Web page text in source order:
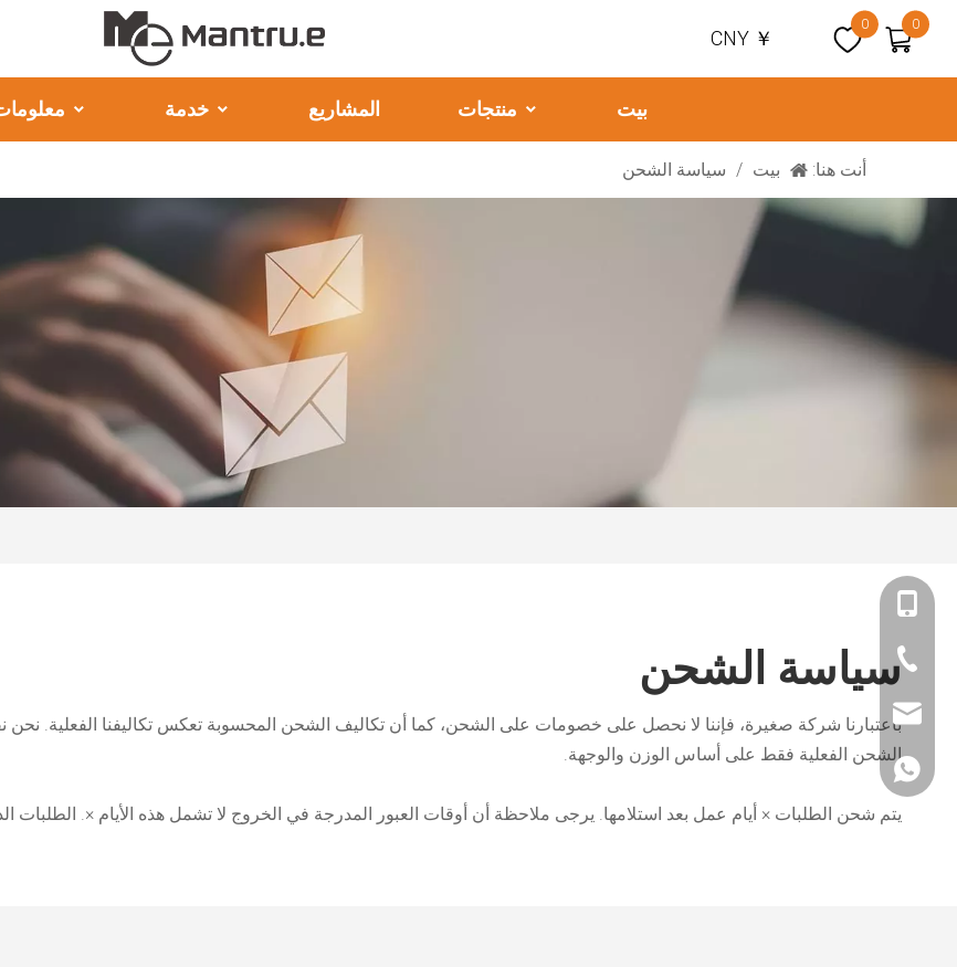
CNY ￥
0 0
خدمة المشاريع بيت
أنت هنا: بيت / سياسة الشحن
سياسة الشحن
باعتبارنا شركة صغيرة، فإننا لا نحصل على خصومات على الشحن، كما أن تكاليف الشحن المحسوبة تعكس تكاليفنا الفعلية.
الشحن الفعلية فقط على أساس الوزن والوجهة.
يتم شحن الطلبات × أيام عمل بعد استلامها. يرجى ملاحظة أن أوقات العبور المدرجة في الخروج لا تشمل هذه الأيام ×. الطلبات
+86-180-2587-
+86-757-8127-
+8618025878895